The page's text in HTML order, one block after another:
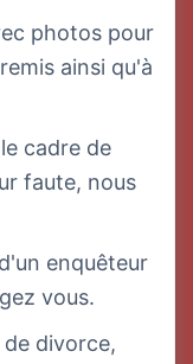
photos pour
ainsi qu'à
cadre de
faute, nous
enquêteur
vous.
divorce,